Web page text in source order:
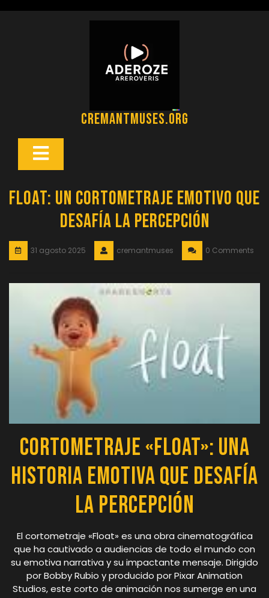
cremantmuses.org
Botón
Float: Un Cortometraje Emotivo que
Desafía la Percepción
31 agosto 2025 cremantmuses 0 Comments
Cortometraje «Float»: Una
Historia Emotiva que Desafía
la Percepción
El cortometraje «Float» es una obra cinematográfica
que ha cautivado a audiencias de todo el mundo con
su emotiva narrativa y su impactante mensaje. Dirigido
por Bobby Rubio y producido por Pixar Animation
Studios, este corto de animación nos sumerge en una